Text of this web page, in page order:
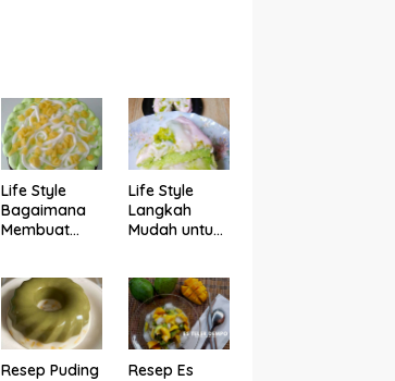
Life Style
Bagaimana
Membuat
Life Style
Langkah
Mudah untuk
Alpukat
Magicom,
Enak Banget
Resep Puding
Resep Es